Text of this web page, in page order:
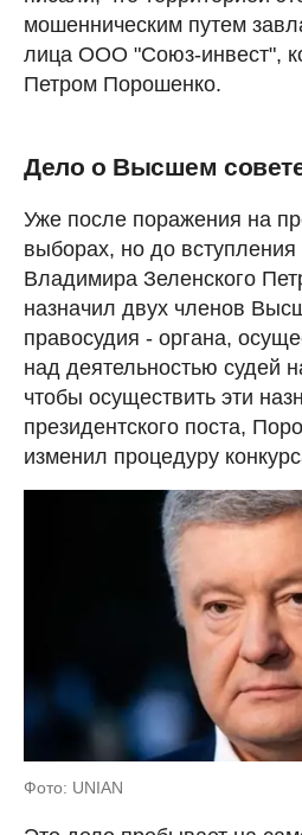
мошенническим путем
лица ООО "Союз-инвест",
Петром Порошенко.
Дело о Высшем
Уже после поражения на
выборах, но до
Владимира Зеленского
назначил двух членов
правосудия - органа,
над деятельностью судей
чтобы осуществить эти
президентского поста,
изменил процедуру
Фото: UNIAN